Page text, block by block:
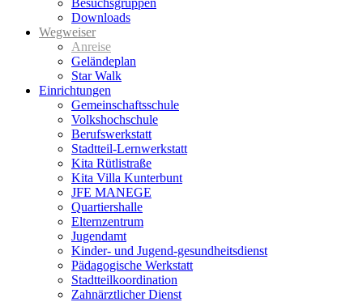
Besuchsgruppen
Downloads
Wegweiser
Anreise
Geländeplan
Star Walk
Einrichtungen
Gemeinschaftsschule
Volkshochschule
Berufswerkstatt
Stadtteil-Lernwerkstatt
Kita Rütlistraße
Kita Villa Kunterbunt
JFE MANEGE
Quartiershalle
Elternzentrum
Jugendamt
Kinder- und Jugend-gesundheitsdienst
Pädagogische Werkstatt
Stadtteilkoordination
Zahnärztlicher Dienst